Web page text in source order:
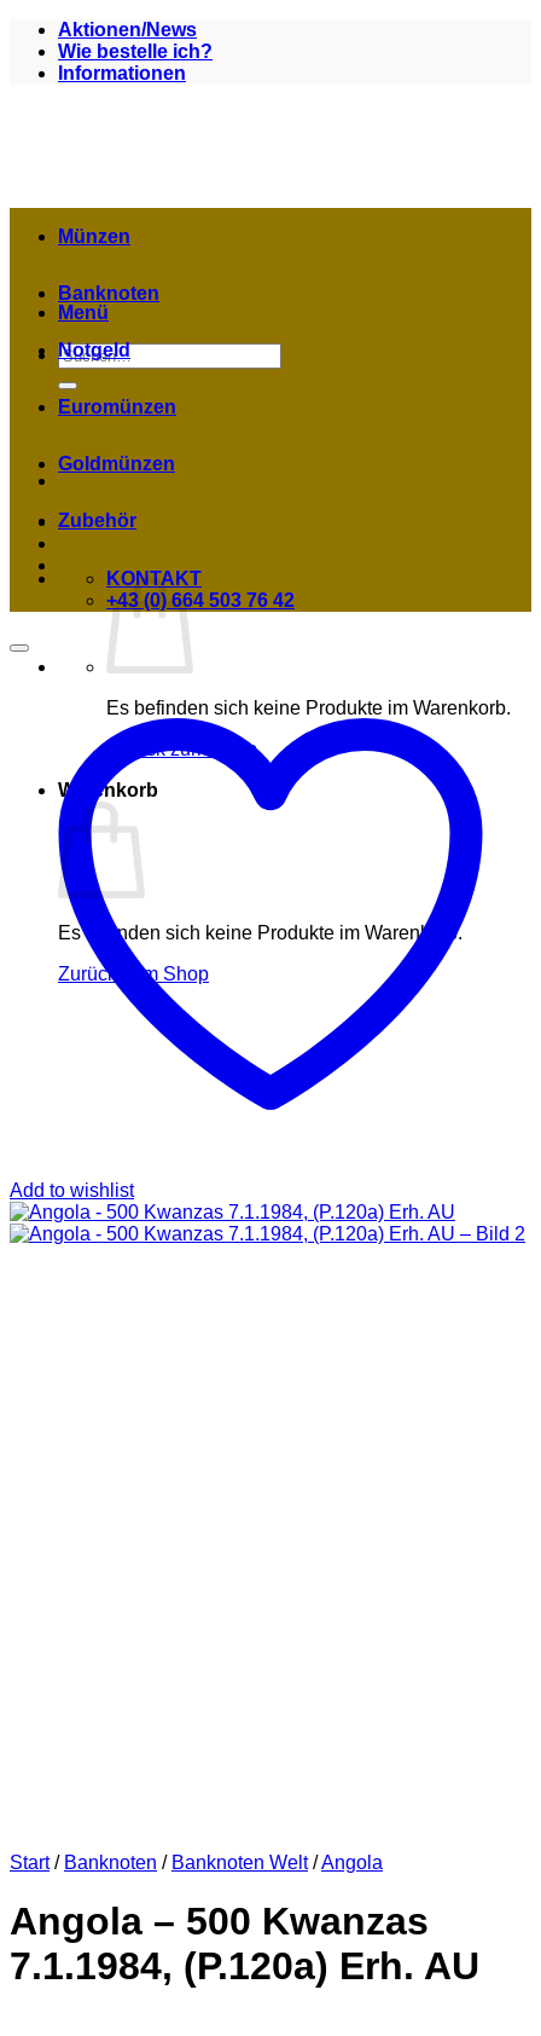
Zum
Inhalt
springen
Aktionen/News
Wie bestelle ich?
Informationen
Menü
Suchen
nach:
Es befinden sich keine Produkte im Warenkorb.
Zurück zum Shop
Warenkorb
Es befinden sich keine Produkte im Warenkorb.
Zurück zum Shop
Münzen
Banknoten
Notgeld
Euromünzen
Goldmünzen
Zubehör
KONTAKT
+43 (0) 664 503 76 42
Add to wishlist
Start / Banknoten / Banknoten Welt /Angola
Angola – 500 Kwanzas
7.1.1984, (P.120a) Erh. AU